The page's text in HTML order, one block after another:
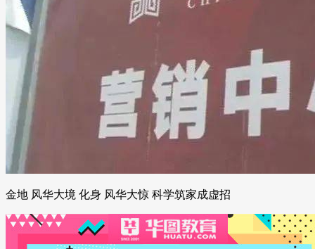
金地 风华大境 化身 风华大惊 科学筑家成虚招